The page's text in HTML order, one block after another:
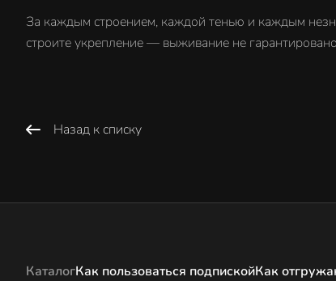
За каждым строением, каждой тенью и каждым
строите укрепление — выживание не
Назад к списку
КаталогКак пользоваться подпискойКак